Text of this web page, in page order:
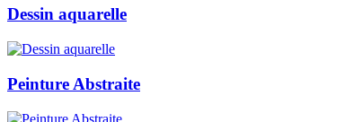
Dessin aquarelle
Peinture Abstraite